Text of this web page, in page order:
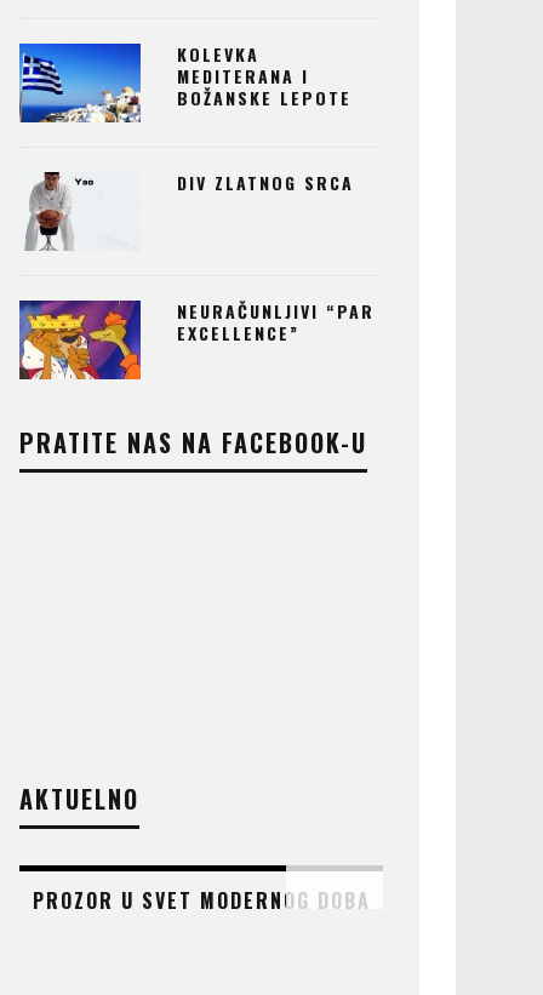
KOLEVKA
MEDITERANA I
BOŽANSKE LEPOTE
DIV ZLATNOG SRCA
NEURAČUNLJIVI “PAR
EXCELLENCE”
PRATITE NAS NA FACEBOOK-U
AKTUELNO
PROZOR U SVET MODERNOG DOBA